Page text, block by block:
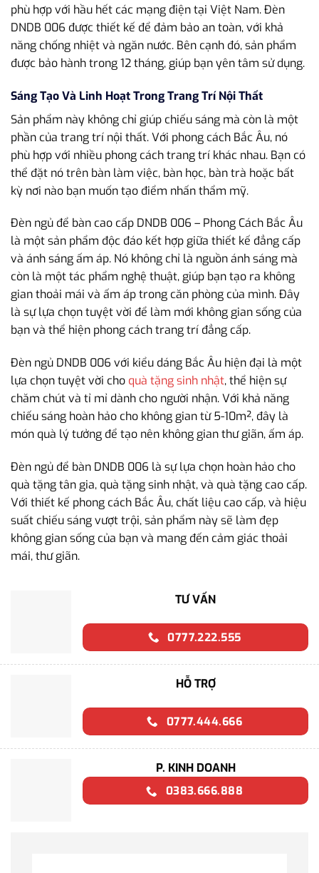
phù hợp với hầu hết các mạng điện tại Việt Nam. Đèn
DNDB 006 được thiết kế để đảm bảo an toàn, với khả
năng chống nhiệt và ngăn nước. Bên cạnh đó, sản phẩm
được bảo hành trong 12 tháng, giúp bạn yên tâm sử dụng.
Sáng Tạo Và Linh Hoạt Trong Trang Trí Nội Thất
Sản phẩm này không chỉ giúp chiếu sáng mà còn là một
phần của trang trí nội thất. Với phong cách Bắc Âu, nó
phù hợp với nhiều phong cách trang trí khác nhau. Bạn có
thể đặt nó trên bàn làm việc, bàn học, bàn trà hoặc bất
kỳ nơi nào bạn muốn tạo điểm nhấn thẩm mỹ.
Đèn ngủ để bàn cao cấp DNDB 006 – Phong Cách Bắc Âu
là một sản phẩm độc đáo kết hợp giữa thiết kế đẳng cấp
và ánh sáng ấm áp. Nó không chỉ là nguồn ánh sáng mà
còn là một tác phẩm nghệ thuật, giúp bạn tạo ra không
gian thoải mái và ấm áp trong căn phòng của mình. Đây
là sự lựa chọn tuyệt vời để làm mới không gian sống của
bạn và thể hiện phong cách trang trí đẳng cấp.
Đèn ngủ DNDB 006 với kiểu dáng Bắc Âu hiện đại là một
lựa chọn tuyệt vời cho quà tặng sinh nhật, thể hiện sự
chăm chút và tỉ mỉ dành cho người nhận. Với khả năng
chiếu sáng hoàn hảo cho không gian từ 5-10m², đây là
món quà lý tưởng để tạo nên không gian thư giãn, ấm áp.
Đèn ngủ để bàn DNDB 006 là sự lựa chọn hoàn hảo cho
quà tặng tân gia, quà tặng sinh nhật, và quà tặng cao cấp.
Với thiết kế phong cách Bắc Âu, chất liệu cao cấp, và hiệu
suất chiếu sáng vượt trội, sản phẩm này sẽ làm đẹp
không gian sống của bạn và mang đến cảm giác thoải
mái, thư giãn.
TƯ VẤN
0777.222.555
HỖ TRỢ
0777.444.666
P. KINH DOANH
0383.666.888